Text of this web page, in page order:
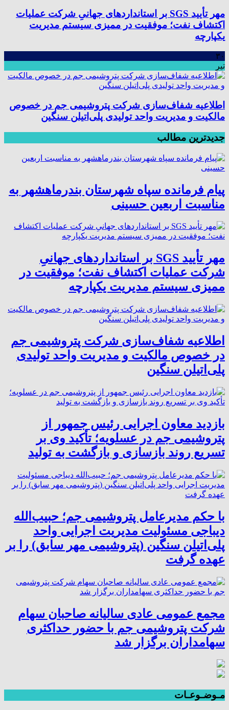
مهر تأیید SGS بر استانداردهای جهانیِ شرکت عملیات
اکتشاف نفت؛ موفقیت در ممیزی سیستم مدیریت
یکپارچه
۳۰
تیر
اطلاعیه شفاف‌سازی شرکت پتروشیمی جم در خصوص
مالکیت و مدیریت واحد تولیدی پلی‌اتیلن سنگین
جدیدترین مطالب
پیام فرمانده سپاه شهرستان بندرماهشهر به
مناسبت اربعین حسینی
مهر تأیید SGS بر استانداردهای جهانیِ
شرکت عملیات اکتشاف نفت؛ موفقیت در
ممیزی سیستم مدیریت یکپارچه
اطلاعیه شفاف‌سازی شرکت پتروشیمی جم
در خصوص مالکیت و مدیریت واحد تولیدی
پلی‌اتیلن سنگین
بازدید معاون اجرایی رئیس جمهور از
پتروشیمی جم در عسلویه؛ تأکید وی بر
تسریع روند بازسازی و بازگشت به تولید
با حکم مدیرعامل پتروشیمی جم؛ حبیب‌الله
دیباجی مسئولیت مدیریت اجرایی واحد
پلی‌اتیلن سنگین (پتروشیمی مهر سابق) را بر
عهده گرفت
مجمع عمومی عادی سالیانه صاحبان سهام
شرکت پتروشیمی جم با حضور حداکثری
سهامداران برگزار شد
مـوضـوعـات